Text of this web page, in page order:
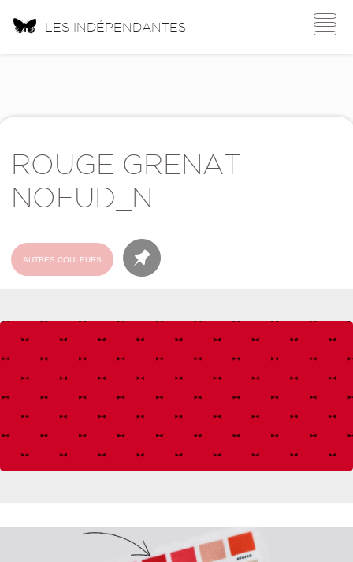
Toggle
LES INDÉPENDANTES
ROUGE GRENAT
NOEUD_N
AUTRES COULEURS